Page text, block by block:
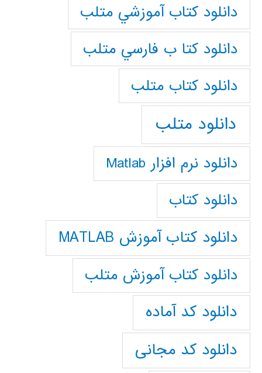
دانلود كتاب آموزشي متلب
دانلود كتا ب فارسي متلب
دانلود كتاب متلب
دانلود متلب
دانلود نرم افزار Matlab
دانلود کتاب
دانلود کتاب آموزش MATLAB
دانلود کتاب آموزش متلب
دانلود کد آماده
دانلود کد مجانی